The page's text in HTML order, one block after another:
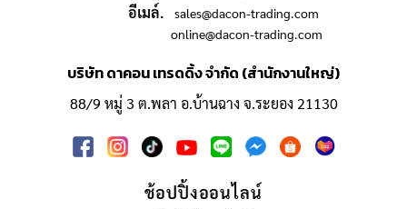
อีเมล์.
sales@dacon-trading.com
online@dacon-trading.com
บริษัท ดาคอน เทรดดิ้ง จำกัด (สำนักงานใหญ่)
88/9 หมู่ 3 ต.พลา อ.บ้านฉาง จ.ระยอง 21130
ช้อปปิ้งออนไลน์